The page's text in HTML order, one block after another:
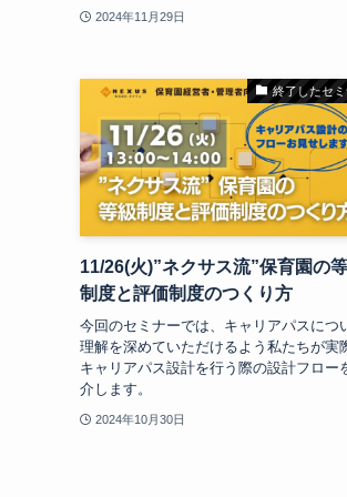
2024年11月29日
終了したセ
11/26(火)”ネクサス流”保育園の
制度と評価制度のつくり方
今回のセミナーでは、キャリアパスにつ
理解を深めていただけるよう私たちが実
キャリアパス設計を行う際の設計フロー
介します。
2024年10月30日